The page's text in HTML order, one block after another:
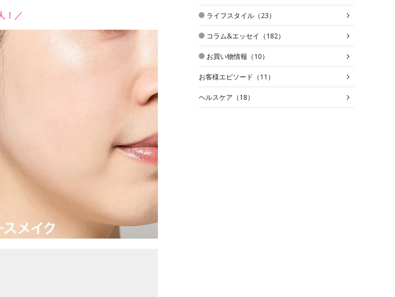
！／ ライフスタイル（23）
コラム&エッセイ（182）
お買い物情報（10）
お客様エピソード（11）
ヘルスケア（18）